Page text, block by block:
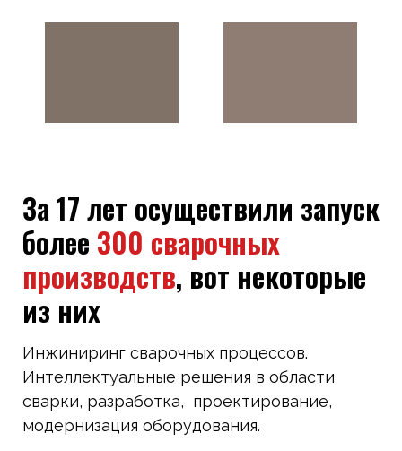
За 17 лет осуществили запуск
более 300 сварочных
производств, вот некоторые
из них
Инжиниринг сварочных процессов.
Интеллектуальные решения в области
сварки, разработка, проектирование,
модернизация оборудования.